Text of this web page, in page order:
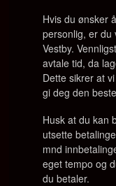
Hvis du ønsker
personlig, er du
Vestby.
avtale tid, da
Dette sikrer at
gi deg den
Husk at du kan
utsette
mnd
eget tempo og
du betaler.